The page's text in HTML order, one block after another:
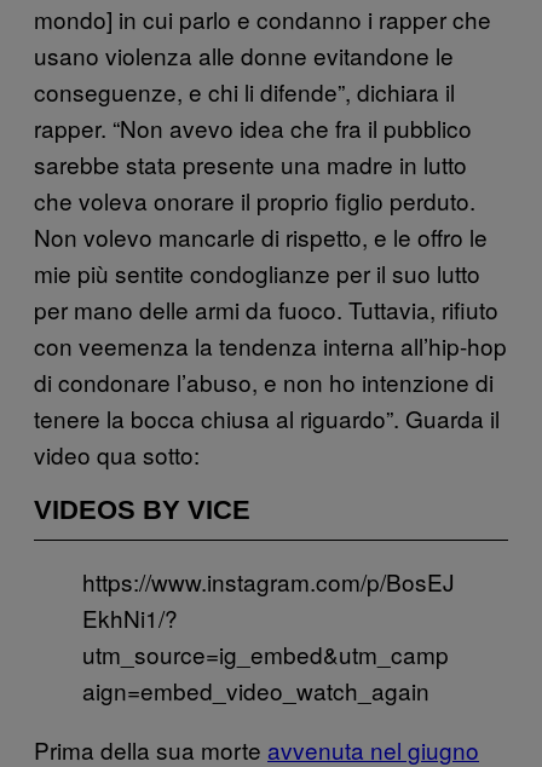
mondo] in cui parlo e condanno i rapper che
usano violenza alle donne evitandone le
conseguenze, e chi li difende”, dichiara il
rapper. “Non avevo idea che fra il pubblico
sarebbe stata presente una madre in lutto
che voleva onorare il proprio figlio perduto.
Non volevo mancarle di rispetto, e le offro le
mie più sentite condoglianze per il suo lutto
per mano delle armi da fuoco. Tuttavia, rifiuto
con veemenza la tendenza interna all’hip-hop
di condonare l’abuso, e non ho intenzione di
tenere la bocca chiusa al riguardo”. Guarda il
video qua sotto:
VIDEOS BY VICE
https://www.instagram.com/p/BosEJ
EkhNi1/?
utm_source=ig_embed&utm_camp
aign=embed_video_watch_again
Prima della sua morte avvenuta nel giugno